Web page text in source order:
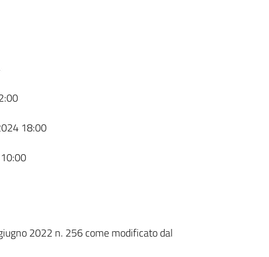
18:00
2022 n. 256 come modificato dal